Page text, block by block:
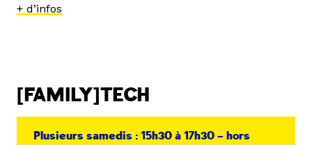
+ d’infos
[FAMILY]TECH
Plusieurs samedis : 15h30 à 17h30 – hors